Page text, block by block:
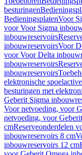
besturingen
BedieningsplatenVoor
voor Voor Sigma
inbouwreservoirs
inbouwreservoirsVoor
voor Voor Delta
inbouwreservoirs
inbouwreservoirs
elektronische
besturingen met
Geberit Sigma
Voor netvoeding, voor
netvoeding, voor
cmReserveonderdelen
inbouwreservoirs 8 cm
inbouwreservoirs 12 cm